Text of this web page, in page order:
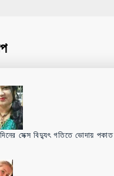
সেক্স বিদ্যুৎ গতিতে ভোদায় পকাত